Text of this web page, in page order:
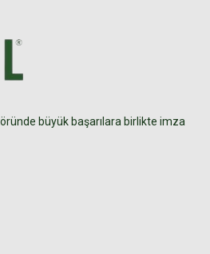
büyük başarılara birlikte imza